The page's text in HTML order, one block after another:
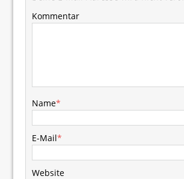
Kommentar
Name*
E-Mail*
Website